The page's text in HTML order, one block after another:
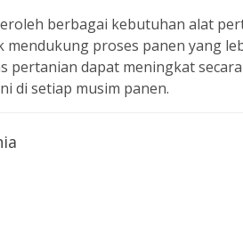
berbagai kebutuhan alat
proses panen yang
dapat meningkat
di setiap musim panen.